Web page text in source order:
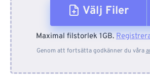
Välj Filer
Från enhet
Maximal filstorlek 1GB.
Genom att fortsätta godkänner du våra